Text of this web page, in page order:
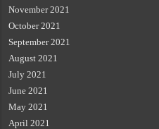
November 2021
October 2021
September 2021
August 2021
July 2021
June 2021
May 2021
April 2021